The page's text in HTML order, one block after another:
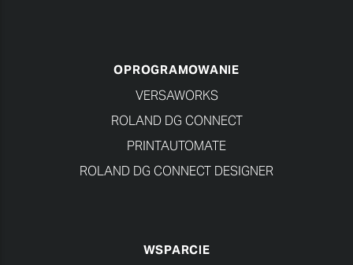
OPROGRAMOWANIE
VERSAWORKS
ROLAND DG CONNECT
PRINTAUTOMATE
ROLAND DG CONNECT DESIGNER
WSPARCIE